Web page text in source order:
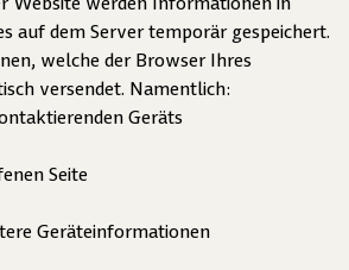
Website werden Informationen in
auf dem Server temporär gespeichert.
welche der Browser Ihres
versendet. Namentlich:
Geräts
Seite
Geräteinformationen